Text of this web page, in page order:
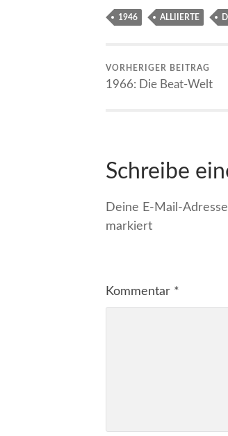
1946 ALLIIERTE
VORHERIGER BEITRAG
1966: Die Beat-Welt
Schreibe
Deine E-Mail-
markiert
Kommentar *